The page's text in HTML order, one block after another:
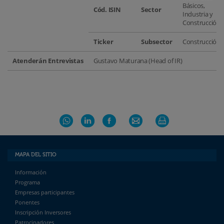
Cód. ISIN Sector
Básicos,
Industria y
Construcción
Ticker Subsector Construcción
Atenderán Entrevistas Gustavo Maturana (Head of IR)
MAPA DEL SITIO
Información
Programa
Empresas participantes
Ponentes
Inscripción Inversores
Patrocinadores